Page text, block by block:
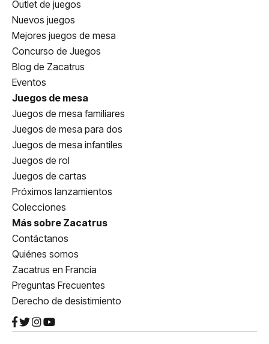
Outlet de juegos
Nuevos juegos
Mejores juegos de mesa
Concurso de Juegos
Blog de Zacatrus
Eventos
Juegos de mesa
Juegos de mesa familiares
Juegos de mesa para dos
Juegos de mesa infantiles
Juegos de rol
Juegos de cartas
Próximos lanzamientos
Colecciones
Más sobre Zacatrus
Contáctanos
Quiénes somos
Zacatrus en Francia
Preguntas Frecuentes
Derecho de desistimiento